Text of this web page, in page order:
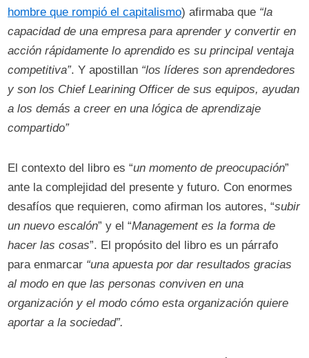
hombre que rompió el capitalismo) afirmaba que “la
capacidad de una empresa para aprender y convertir en
acción rápidamente lo aprendido es su principal ventaja
competitiva”. Y apostillan “los líderes son aprendedores
y son los Chief Learining Officer de sus equipos, ayudan
a los demás a creer en una lógica de aprendizaje
compartido”
El contexto del libro es “un momento de preocupación”
ante la complejidad del presente y futuro. Con enormes
desafíos que requieren, como afirman los autores, “subir
un nuevo escalón” y el “Management es la forma de
hacer las cosas”. El propósito del libro es un párrafo
para enmarcar “una apuesta por dar resultados gracias
al modo en que las personas conviven en una
organización y el modo cómo esta organización quiere
aportar a la sociedad”.